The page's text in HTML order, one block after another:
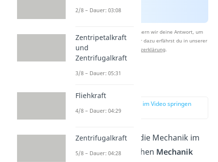
Nach Beantwortung speichern wir deine Antwort, um
Studyflix zu verbessern. Mehr dazu erfährst du in unserer
Datenschutzerklärung.
zur Stelle im Video springen
(01:04)
Für den Artikel ist die Mechanik im
Sinne der technischen Mechanik
2/8 – Dauer: 03:08
Zentripetalkraft
und
Zentrifugalkraft
3/8 – Dauer: 05:31
Fliehkraft
4/8 – Dauer: 04:29
Zentrifugalkraft
5/8 – Dauer: 04:28